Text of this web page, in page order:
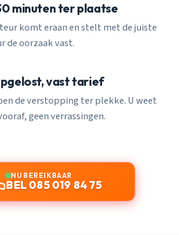
minuten ter plaatse
komt eraan en stelt met de juiste
de oorzaak vast.
vast tarief
de verstopping ter plekke. U weet
geen verrassingen.
NU BEREIKBAAR
BEL 085 019 84 75